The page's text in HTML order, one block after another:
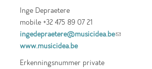
Inge Depraetere
mobile +32 475 89 07 21
ingedepraetere@musicidea.be(link sends e-
www.musicidea.be
Erkenningsnummer private